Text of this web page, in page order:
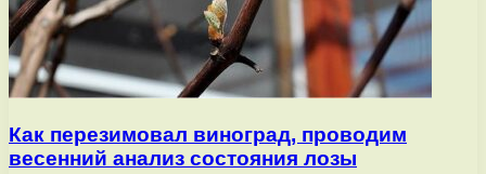
Как перезимовал виноград, проводим
весенний анализ состояния лозы